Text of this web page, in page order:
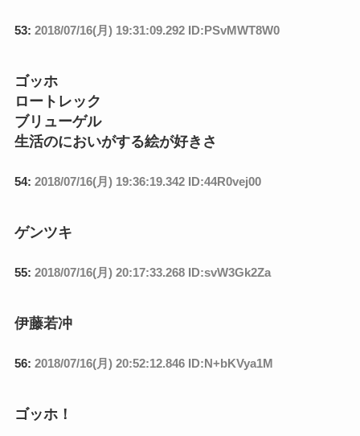
53: 2018/07/16(月) 19:31:09.292 ID:PSvMWT8W0
ゴッホ
ロートレック
ブリューゲル
生活のにおいがする絵が好きさ
54: 2018/07/16(月) 19:36:19.342 ID:44R0vej00
ゲンツキ
55: 2018/07/16(月) 20:17:33.268 ID:svW3Gk2Za
伊藤若冲
56: 2018/07/16(月) 20:52:12.846 ID:N+bKVya1M
ゴッホ！